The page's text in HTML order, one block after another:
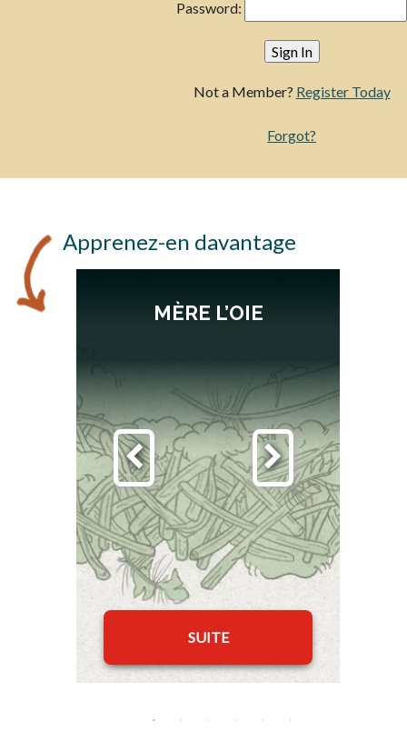
Password:
Not a Member? Register Today
Forgot?
Apprenez-en davantage
MÈRE L’OIE
SUITE